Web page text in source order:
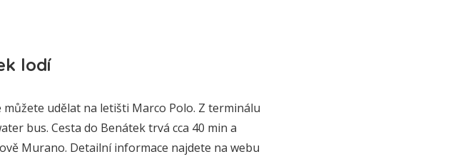
lodí
udělat na letišti Marco Polo. Z terminálu
bus. Cesta do Benátek trvá cca 40 min a
Murano. Detailní informace najdete na webu